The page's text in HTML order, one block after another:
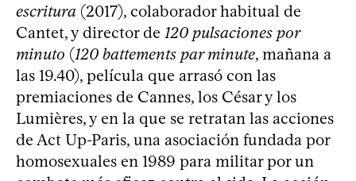
escritura (2017), colaborador habitual de
Cantet, y director de 120 pulsaciones por
minuto (120 battements par minute, mañana a
las 19.40), película que arrasó con las
premiaciones de Cannes, los César y los
Lumières, y en la que se retratan las acciones
de Act Up-Paris, una asociación fundada por
homosexuales en 1989 para militar por un